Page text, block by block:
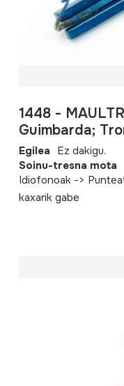
1448 -
Guimbarda;
Egilea Ez dakigu.
Soinu-tresna mota
Idiofonoak ->
kaxarik gabe